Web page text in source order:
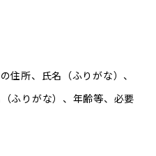
住所、氏名（ふりがな）、
ふりがな）、年齢等、必要